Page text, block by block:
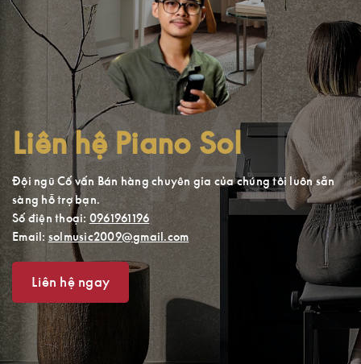
Liên hệ Piano Sol
Đội ngũ Cố vấn Bán hàng chuyên gia của chúng tôi luôn sẵn
sàng hỗ trợ bạn.
Số điện thoại: 0961961196
Email: solmusic2009@gmail.com
Liên hệ ngay